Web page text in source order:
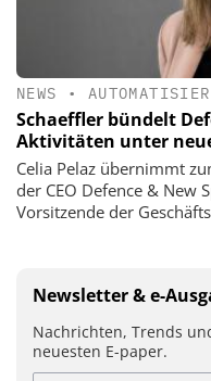
NEWS •
Schaeffler bündelt
Aktivitäten unter
Celia Pelaz übernimmt
der CEO Defence & New
Vorsitzende der
Newsletter & e-
Nachrichten, Trends
neuesten E-paper.